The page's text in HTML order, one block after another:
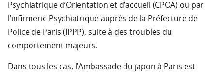
Psychiatrique d’Orientation et d’accueil (CPOA) ou par
l’infirmerie Psychiatrique auprès de la Préfecture de
Police de Paris (IPPP), suite à des troubles du
comportement majeurs.
Dans tous les cas, l’Ambassade du japon à Paris est